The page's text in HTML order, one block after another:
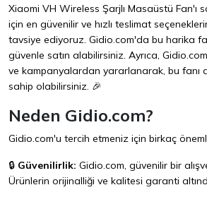
Xiaomi VH Wireless Şarjlı Masaüstü Fan'ı
için en güvenilir ve hızlı teslimat
tavsiye ediyoruz. Gidio.com'da bu harika
güvenle satın alabilirsiniz. Ayrıca,
ve kampanyalardan yararlanarak, bu fanı
sahip olabilirsiniz. 🎉
Neden Gidio.com?
Gidio.com'u tercih etmeniz için birkaç
🔒 Güvenilirlik: Gidio.com, güvenilir bir
Ürünlerin orijinalliği ve kalitesi garanti